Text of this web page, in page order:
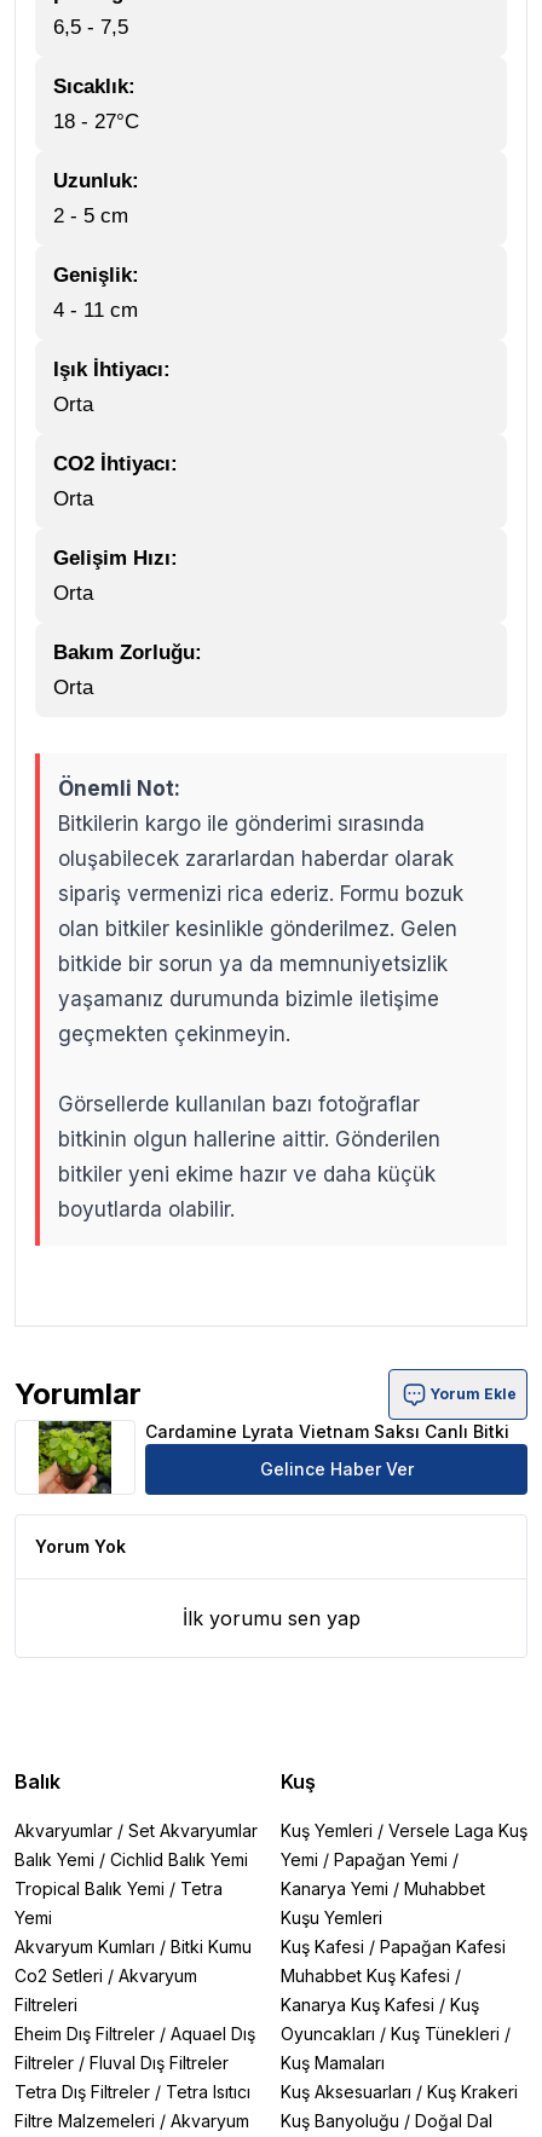
6,5 - 7,5
Sıcaklık:
18 - 27°C
Uzunluk:
2 - 5 cm
Genişlik:
4 - 11 cm
Işık İhtiyacı:
Orta
CO2 İhtiyacı:
Orta
Gelişim Hızı:
Orta
Bakım Zorluğu:
Orta
Önemli Not:
Bitkilerin kargo ile gönderimi sırasında
oluşabilecek zararlardan haberdar olarak
sipariş vermenizi rica ederiz. Formu bozuk
olan bitkiler kesinlikle gönderilmez. Gelen
bitkide bir sorun ya da memnuniyetsizlik
yaşamanız durumunda bizimle iletişime
geçmekten çekinmeyin.
Görsellerde kullanılan bazı fotoğraflar
bitkinin olgun hallerine aittir. Gönderilen
bitkiler yeni ekime hazır ve daha küçük
boyutlarda olabilir.
Yorumlar
Cardamine Lyrata Vietnam Saksı Canlı Bitki Ürün
Yorum Ekle
Cardamine Lyrata Vietnam Saksı Canlı Bitki
Gelince Haber Ver
Yorum Yok
İlk yorumu sen yap
Balık
Akvaryumlar / Set Akvaryumlar
Balık Yemi / Cichlid Balık Yemi
Tropical Balık Yemi / Tetra
Yemi
Akvaryum Kumları / Bitki Kumu
Co2 Setleri / Akvaryum
Filtreleri
Eheim Dış Filtreler / Aquael Dış
Filtreler / Fluval Dış Filtreler
Tetra Dış Filtreler / Tetra Isıtıcı
Filtre Malzemeleri / Akvaryum
Kuş
Kuş Yemleri / Versele Laga Kuş
Yemi / Papağan Yemi /
Kanarya Yemi / Muhabbet
Kuşu Yemleri
Kuş Kafesi / Papağan Kafesi
Muhabbet Kuş Kafesi /
Kanarya Kuş Kafesi / Kuş
Oyuncakları / Kuş Tünekleri /
Kuş Mamaları
Kuş Aksesuarları / Kuş Krakeri
Kuş Banyoluğu / Doğal Dal